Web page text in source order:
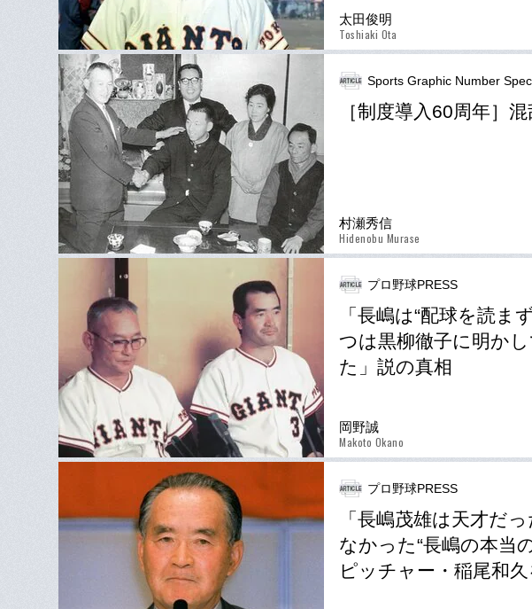
太田俊明
Toshiaki Ota
Sports Graphic Number
［制度導入60周年］
村瀬秀信
Hidenobu Murase
プロ野球PRESS
「長嶋は“配球を読ま
つは黒柳徹子に明か
た」説の真相
岡野誠
Makoto Okano
プロ野球PRESS
「長嶋茂雄は天才だ
なかった“長嶋の本当
ピッチャー・稲尾和